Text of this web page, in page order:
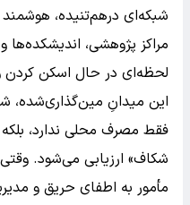
شبکه‌ای درهم‌تنیده،
مراکز پژوهشی،
لحظه‌ای در حال اسکن کردن و
این میدانِ مین‌گذاری‌شده،
فقط مصرف محلی ندارد،
شکاف» ارزیابی می‌شود.
مأمور به اطفای حریق و